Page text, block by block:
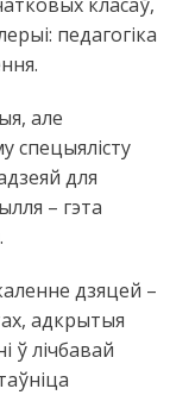
педагогіка
але
спецыялісту
для
– гэта
дзяцей –
адкрытыя
ў лічбавай